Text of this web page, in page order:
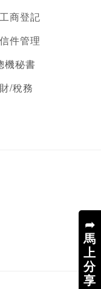
➦
馬
上
分
享
工商登記
信件管理
機秘書
財/稅務